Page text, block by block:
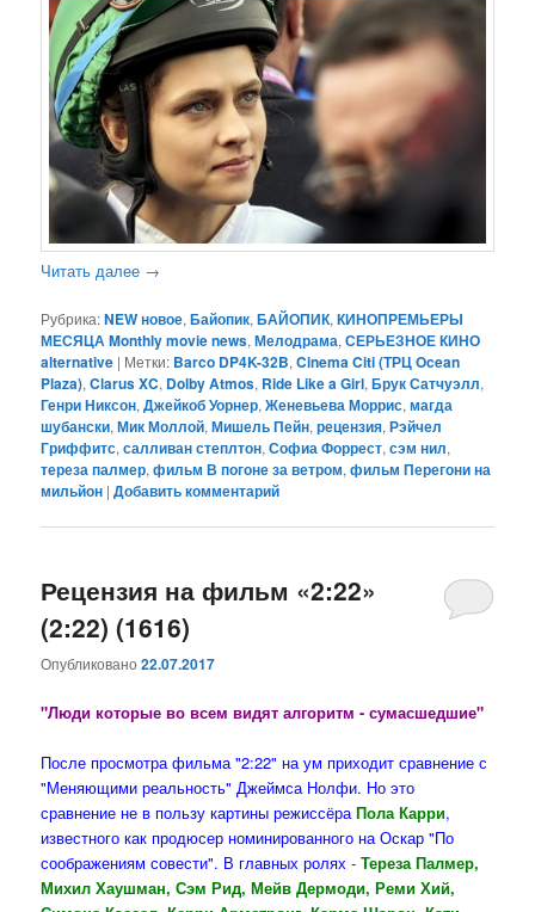
Читать далее →
Рубрика:NEW новое,Байопик,БАЙОПИК,КИНОПРЕМЬЕРЫ
МЕСЯЦА Monthly movie news,Мелодрама,СЕРЬЕЗНОЕ КИНО
alternative | Метки: Barco DP4K-32B,Cinema Citi (ТРЦ Ocean
Plaza),Clarus XC, Dolby Atmos, Ride Like a Girl,Брук Сатчуэлл,
Генри Никсон,Джейкоб Уорнер,Женевьева Моррис,магда
шубански,Мик Моллой,Мишель Пейн,рецензия,Рэйчел
Гриффитс,салливан степлтон,Софиа Форрест,сэм нил,
тереза палмер,фильм В погоне за ветром,фильм Перегони на
мильйон |Добавить комментарий
Рецензия на фильм «2:22»
(2:22) (1616)
Опубликовано22.07.2017
"Люди которые во всем видят алгоритм - сумасшедшие"
После просмотра фильма "2:22" на ум приходит сравнение с
"Меняющими реальность" Джеймса Нолфи. Но это
сравнение не в пользу картины режиссёраПола Карри,
известного как продюсер номинированного на Оскар "По
соображениям совести". В главных ролях -Тереза Палмер,
Михил Хаушман, Сэм Рид, Мейв Дермоди, Реми Хий,